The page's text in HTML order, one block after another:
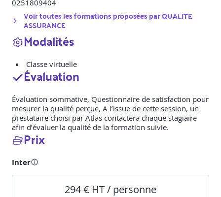
0251809404
Voir toutes les formations proposées parQUALITE
ASSURANCE
Modalités
Classe virtuelle
Évaluation
Évaluation sommative, Questionnaire de satisfaction pour
mesurer la qualité perçue, A l’issue de cette session, un
prestataire choisi par Atlas contactera chaque stagiaire
afin d’évaluer la qualité de la formation suivie.
Prix
Inter
294 € HT / personne